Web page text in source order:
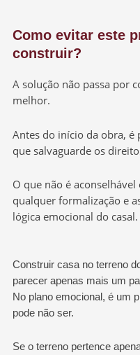
Como evitar este
construir?
A solução não passa por
melhor.
Antes do início da obra,
que salvaguarde os
O que não é
qualquer formalização e
lógica emocional do casal.
Construir casa no terreno
parecer apenas mais um
No plano emocional, é um
pode não ser.
Se o terreno pertence